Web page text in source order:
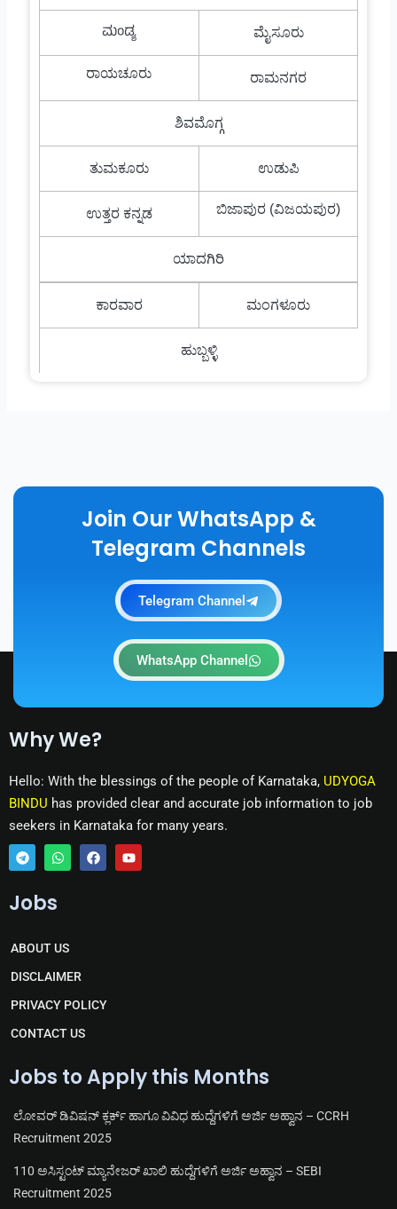
ಮಂಡ್ಯ
ಮೈಸೂರು
ರಾಯಚೂರು ರಾಮನಗರ
ಶಿವಮೊಗ್ಗ
ತುಮಕೂರು ಉಡುಪಿ
ಉತ್ತರ ಕನ್ನಡ ಬಿಜಾಪುರ (ವಿಜಯಪುರ)
ಯಾದಗಿರಿ
ಕಾರವಾರ ಮಂಗಳೂರು
ಹುಬ್ಬಳ್ಳಿ
Join Our WhatsApp &
Telegram Channels
Telegram Channel
WhatsApp Channel
Why We?
Hello: With the blessings of the people of Karnataka, UDYOGA
BINDU has provided clear and accurate job information to job
seekers in Karnataka for many years.
T
l
r
a
m
W
a
a
p
p
F Y
Jobs
ABOUT US
DISCLAIMER
PRIVACY POLICY
CONTACT US
Jobs to Apply this Months
ಲೋವರ್ ಡಿವಿಷನ್ ಕ್ಲರ್ಕ್ ಹಾಗೂ ವಿವಿಧ ಹುದ್ದೆಗಳಿಗೆ ಅರ್ಜಿ ಅಹ್ವಾನ – CCRH
Recruitment 2025
110 ಅಸಿಸ್ಟಂಟ್ ಮ್ಯಾನೇಜರ್ ಖಾಲಿ ಹುದ್ದೆಗಳಿಗೆ ಅರ್ಜಿ ಅಹ್ವಾನ – SEBI
Recruitment 2025